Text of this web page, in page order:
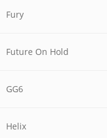
Fury
Future On Hold
GG6
Helix